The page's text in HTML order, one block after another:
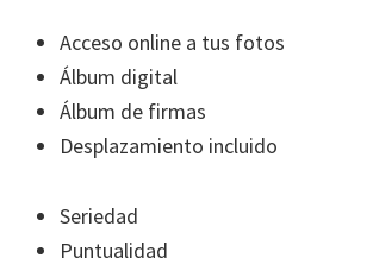
Acceso online a tus fotos
Álbum digital
Álbum de firmas
Desplazamiento incluido
Seriedad
Puntualidad